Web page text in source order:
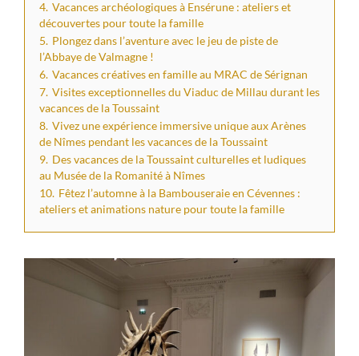
4. Vacances archéologiques à Ensérune : ateliers et
découvertes pour toute la famille
5. Plongez dans l’aventure avec le jeu de piste de
l’Abbaye de Valmagne !
6. Vacances créatives en famille au MRAC de Sérignan
7. Visites exceptionnelles du Viaduc de Millau durant les
vacances de la Toussaint
8. Vivez une expérience immersive unique aux Arènes
de Nîmes pendant les vacances de la Toussaint
9. Des vacances de la Toussaint culturelles et ludiques
au Musée de la Romanité à Nîmes
10. Fêtez l’automne à la Bambouseraie en Cévennes :
ateliers et animations nature pour toute la famille